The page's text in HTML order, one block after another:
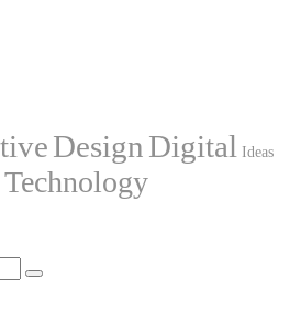
Design Digital Ideas
Technology